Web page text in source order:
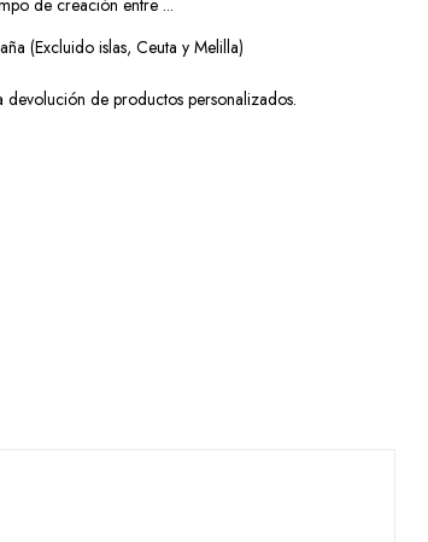
de creación entre ...
(Excluido islas, Ceuta y Melilla)
devolución de productos personalizados.